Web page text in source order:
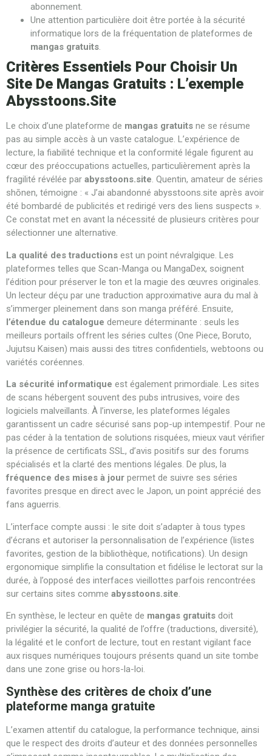
abonnement.
Une attention particulière doit être portée à la sécurité
informatique lors de la fréquentation de plateformes de
mangas gratuits.
Critères Essentiels Pour Choisir Un
Site De Mangas Gratuits : L’exemple
Abysstoons.site
Le choix d’une plateforme de mangas gratuits ne se résume
pas au simple accès à un vaste catalogue. L’expérience de
lecture, la fiabilité technique et la conformité légale figurent au
cœur des préoccupations actuelles, particulièrement après la
fragilité révélée par abysstoons.site. Quentin, amateur de séries
shōnen, témoigne : « J’ai abandonné abysstoons.site après avoir
été bombardé de publicités et redirigé vers des liens suspects ».
Ce constat met en avant la nécessité de plusieurs critères pour
sélectionner une alternative.
La qualité des traductions est un point névralgique. Les
plateformes telles que Scan-Manga ou MangaDex, soignent
l’édition pour préserver le ton et la magie des œuvres originales.
Un lecteur déçu par une traduction approximative aura du mal à
s’immerger pleinement dans son manga préféré. Ensuite,
l’étendue du catalogue demeure déterminante : seuls les
meilleurs portails offrent les séries cultes (One Piece, Boruto,
Jujutsu Kaisen) mais aussi des titres confidentiels, webtoons ou
variétés coréennes.
La sécurité informatique est également primordiale. Les sites
de scans hébergent souvent des pubs intrusives, voire des
logiciels malveillants. À l’inverse, les plateformes légales
garantissent un cadre sécurisé sans pop-up intempestif. Pour ne
pas céder à la tentation de solutions risquées, mieux vaut vérifier
la présence de certificats SSL, d’avis positifs sur des forums
spécialisés et la clarté des mentions légales. De plus, la
fréquence des mises à jour permet de suivre ses séries
favorites presque en direct avec le Japon, un point apprécié des
fans aguerris.
L’interface compte aussi : le site doit s’adapter à tous types
d’écrans et autoriser la personnalisation de l’expérience (listes
favorites, gestion de la bibliothèque, notifications). Un design
ergonomique simplifie la consultation et fidélise le lectorat sur la
durée, à l’opposé des interfaces vieillottes parfois rencontrées
sur certains sites comme abysstoons.site
En synthèse, le lecteur en quête de mangas gratuits doit
privilégier la sécurité, la qualité de l’offre (traductions, diversité),
la légalité et le confort de lecture, tout en restant vigilant face
aux risques numériques toujours présents quand un site tombe
dans une zone grise ou hors-la-loi.
Synthèse des critères de choix d’une
plateforme manga gratuite
L’examen attentif du catalogue, la performance technique, ainsi
que le respect des droits d’auteur et des données personnelles